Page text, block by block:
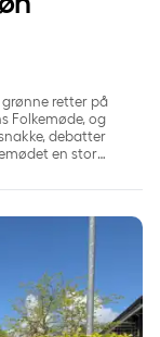
retter på
Folkemøde, og
debatter
en stor
Rebild Bakker